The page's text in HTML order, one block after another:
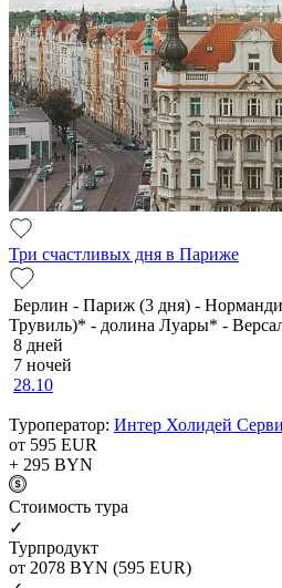
Три счастливых дня в Париже
Берлин - Париж (3 дня) -
Трувиль)* - долина Луары* -
8 дней
7 ночей
28.10
Туроператор: Интер Холидей
от 595 EUR
+ 295 BYN
Cтоимость тура
✓
Турпродукт
от 2078 BYN (595 EUR)